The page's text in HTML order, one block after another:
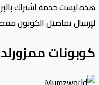
هذه ليست خدمة اشتراك
لإرسال تفاصيل الكوبون
كوبونات